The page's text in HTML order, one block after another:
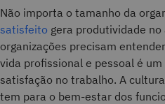
Não importa o tamanho da
satisfeito gera produtividade
organizações precisam
vida profissional e pessoal é
satisfação no trabalho. A
tem para o bem-estar dos